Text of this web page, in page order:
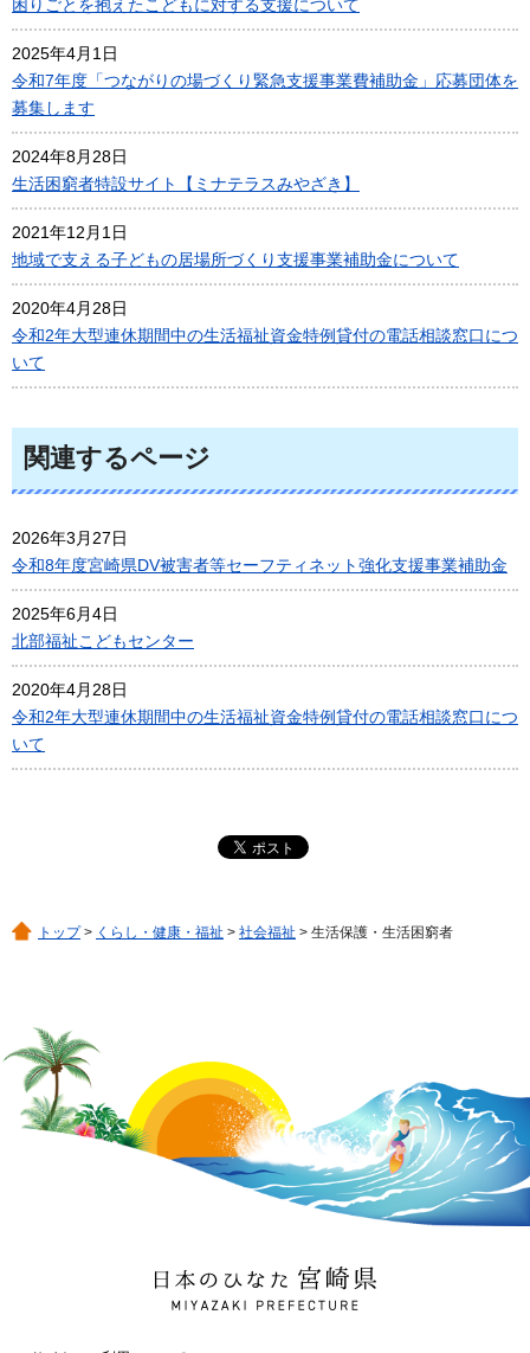
困りごとを抱えたこどもに対する支援について
2025年4月1日
令和7年度「つながりの場づくり緊急支援事業費補助金」応募団体を
募集します
2024年8月28日
生活困窮者特設サイト【ミナテラスみやざき】
2021年12月1日
地域で支える子どもの居場所づくり支援事業補助金について
2020年4月28日
令和2年大型連休期間中の生活福祉資金特例貸付の電話相談窓口につ
いて
関連するページ
2026年3月27日
令和8年度宮崎県DV被害者等セーフティネット強化支援事業補助金
2025年6月4日
北部福祉こどもセンター
2020年4月28日
令和2年大型連休期間中の生活福祉資金特例貸付の電話相談窓口につ
いて
トップ> くらし・健康・福祉 > 社会福祉 > 生活保護・生活困窮者
日本のひなた 宮崎県
MIYAZAKI PREFECTURE